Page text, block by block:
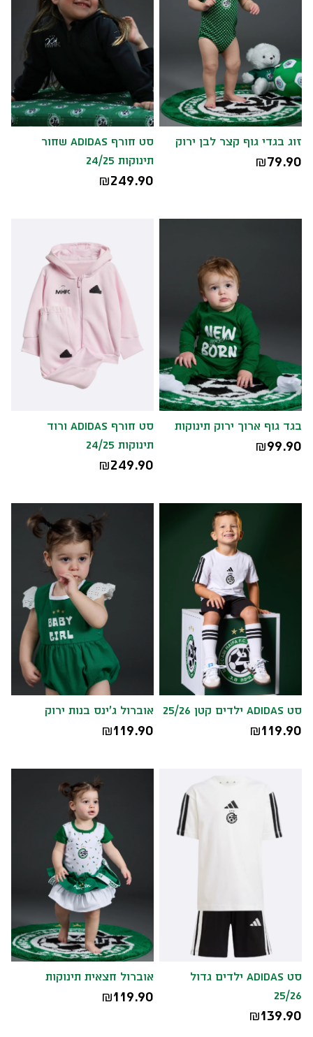
זוג בגדי גוף קצר לבן ירוק
₪79.90
סט חורף ADIDAS שחור
תינוקות 24/25
₪249.90
בגד גוף ארוך ירוק תינוקות
₪99.90
סט חורף ADIDAS ורוד
תינוקות 24/25
₪249.90
סט ADIDAS ילדים קטן 25/26
₪119.90
אוברול ג'ינס בנות ירוק
₪119.90
סט ADIDAS ילדים גדול
25/26
₪139.90
אוברול חצאית תינוקות
₪119.90